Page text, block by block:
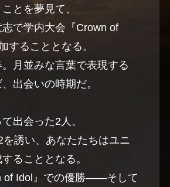
とを夢見て、
で学内大会『Crown of
することとなる。
月並みな言葉で表現する
出会いの時期だ。
出会った2人。
を誘い、あなたたちはユニ
ることとなる。
Idol』での優勝――そして